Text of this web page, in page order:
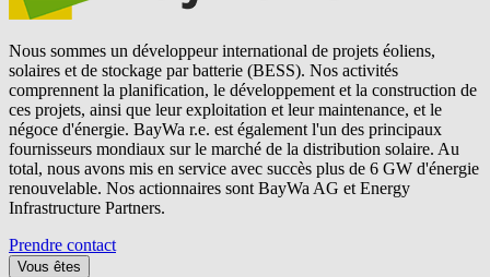
Nous sommes un développeur international de projets éoliens,
solaires et de stockage par batterie (BESS). Nos activités
comprennent la planification, le développement et la construction de
ces projets, ainsi que leur exploitation et leur maintenance, et le
négoce d'énergie. BayWa r.e. est également l'un des principaux
fournisseurs mondiaux sur le marché de la distribution solaire. Au
total, nous avons mis en service avec succès plus de 6 GW d'énergie
renouvelable. Nos actionnaires sont BayWa AG et Energy
Infrastructure Partners.
Prendre contact
Vous êtes